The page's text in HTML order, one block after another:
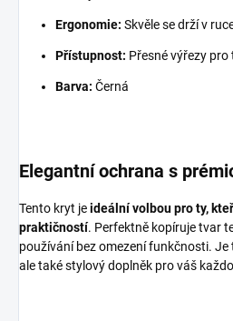
Ergonomie: Skvěle se drží v
Přístupnost: Přesné výřezy
Barva: Černá
Elegantní ochrana s
Tento kryt jeideální volbou pro ty,
praktičností. Perfektně kopíruje tvar
používání bez omezení funkčnosti. Je
ale také stylový doplněk pro váš